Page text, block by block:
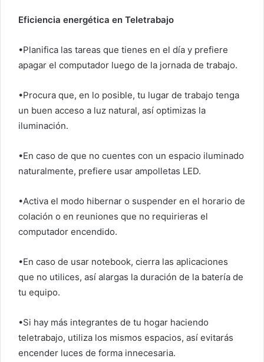
Eficiencia energética en Teletrabajo
•Planifica las tareas que tienes en el día y prefiere
apagar el computador luego de la jornada de trabajo.
•Procura que, en lo posible, tu lugar de trabajo tenga
un buen acceso a luz natural, así optimizas la
iluminación.
•En caso de que no cuentes con un espacio iluminado
naturalmente, prefiere usar ampolletas LED.
•Activa el modo hibernar o suspender en el horario de
colación o en reuniones que no requirieras el
computador encendido.
•En caso de usar notebook, cierra las aplicaciones
que no utilices, así alargas la duración de la batería de
tu equipo.
•Si hay más integrantes de tu hogar haciendo
teletrabajo, utiliza los mismos espacios, así evitarás
encender luces de forma innecesaria.